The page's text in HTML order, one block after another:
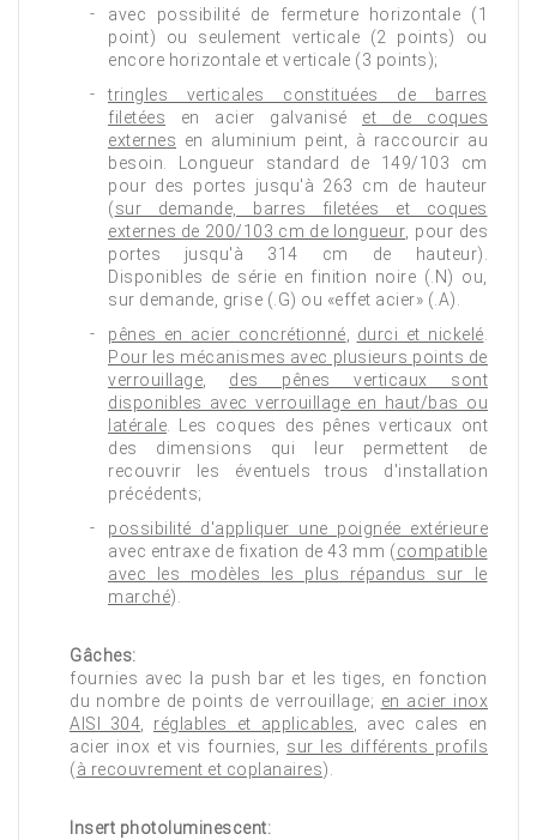
avec possibilité de fermeture horizontale (1
point) ou seulement verticale (2 points) ou
encore horizontale et verticale (3 points);
tringles verticales constituées de barres
filetées en acier galvanisé et de coques
externes en aluminium peint, à raccourcir au
besoin. Longueur standard de 149/103 cm
pour des portes jusqu'à 263 cm de hauteur
(sur demande, barres filetées et coques
externes de 200/103 cm de longueur , pour des
portes jusqu'à 314 cm de hauteur).
Disponibles de série en finition noire (.N) ou,
sur demande, grise (.G) ou «effet acier» (.A).
pênes en acier concrétionné
durci et nickelé
Pour les mécanismes avec plusieurs points de
verrouillage
des pênes verticaux sont
disponibles avec verrouillage en haut/bas ou
latérale . Les coques des pênes verticaux ont
des dimensions qui leur permettent de
recouvrir les éventuels trous d'installation
précédents;
possibilité d'appliquer une poignée extérieure
avec entraxe de fixation de 43 mm (compatible
avec les modèles les plus répandus sur le
marché).
Gâches:
fournies avec la push bar et les tiges, en fonction
du nombre de points de verrouillage; en acier inox
AISI 304
réglables et applicables , avec cales en
acier inox et vis fournies, sur les différents profils
(à recouvrement et coplanaires).
Insert photoluminescent: